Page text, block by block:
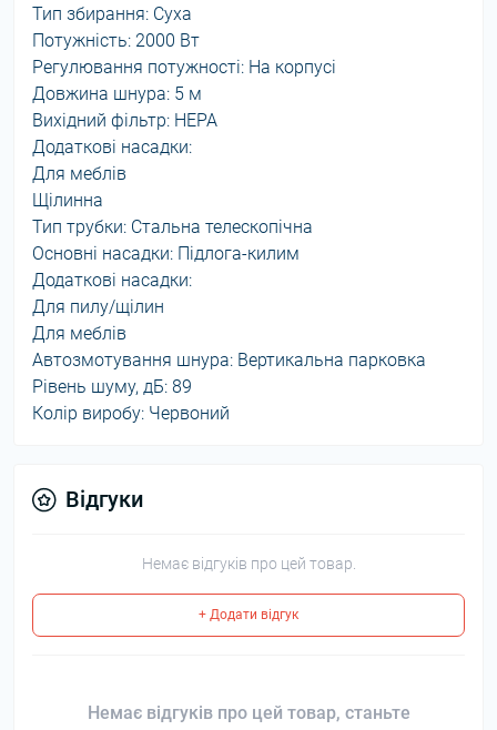
Тип збирання: Суха
Потужність: 2000 Вт
Регулювання потужності: На корпусі
Довжина шнура: 5 м
Вихідний фільтр: HEPA
Додаткові насадки:
Для меблів
Щілинна
Тип трубки: Стальна телескопічна
Основні насадки: Підлога-килим
Додаткові насадки:
Для пилу/щілин
Для меблів
Автозмотування шнура: Вертикальна парковка
Рівень шуму, дБ: 89
Колір виробу: Червоний
Відгуки
Немає відгуків про цей товар.
+ Додати відгук
Немає відгуків про цей товар, станьте